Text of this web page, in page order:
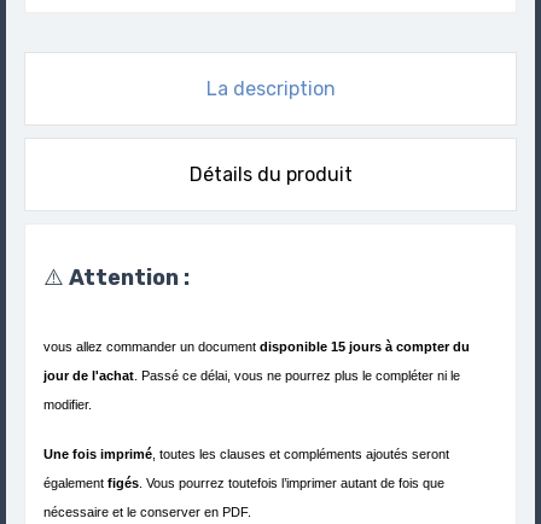
La description
Détails du produit
⚠️ Attention :
vous allez commander un document disponible 15 jours à compter du
jour de l'achat . Passé ce délai, vous ne pourrez plus le compléter ni le
modifier.
Une fois imprimé , toutes les clauses et compléments ajoutés seront
également figés . Vous pourrez toutefois l’imprimer autant de fois que
nécessaire et le conserver en PDF.